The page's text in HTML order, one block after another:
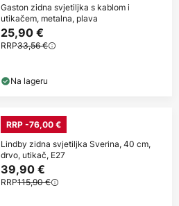
Gaston zidna svjetiljka s kablom i
utikačem, metalna, plava
25,90 €
RRP33,56 €
Na lageru
RRP -76,00 €
Lindby zidna svjetiljka Sverina, 40 cm,
drvo, utikač, E27
39,90 €
RRP115,90 €